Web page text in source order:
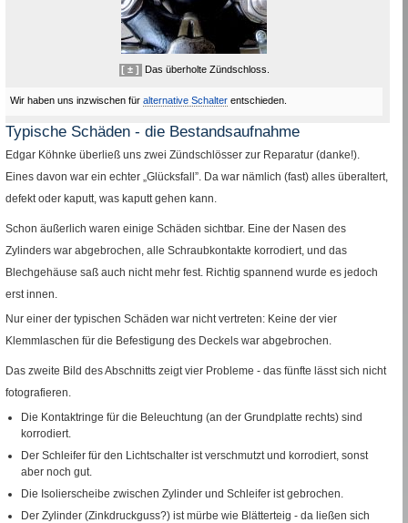
[ ± ] Das überholte Zündschloss.
Wir haben uns inzwischen für alternative Schalterentschieden.
Typische Schäden - die Bestandsaufnahme
Edgar Köhnke überließ uns zwei Zündschlösser zur Reparatur (danke!).
Eines davon war ein echter „Glücksfall”. Da war nämlich (fast) alles überaltert,
defekt oder kaputt, was kaputt gehen kann.
Schon äußerlich waren einige Schäden sichtbar. Eine der Nasen des
Zylinders war abgebrochen, alle Schraubkontakte korrodiert, und das
Blechgehäuse saß auch nicht mehr fest. Richtig spannend wurde es jedoch
erst innen.
Nur einer der typischen Schäden war nicht vertreten: Keine der vier
Klemmlaschen für die Befestigung des Deckels war abgebrochen.
Das zweite Bild des Abschnitts zeigt vier Probleme - das fünfte lässt sich nicht
fotografieren.
Die Kontaktringe für die Beleuchtung (an der Grundplatte rechts) sind
korrodiert.
Der Schleifer für den Lichtschalter ist verschmutzt und korrodiert, sonst
aber noch gut.
Die Isolierscheibe zwischen Zylinder und Schleifer ist gebrochen.
Der Zylinder (Zinkdruckguss?) ist mürbe wie Blätterteig - da ließen sich